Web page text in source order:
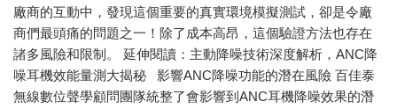
廠商的互動中，發現這個重要的真實環境模擬測試，卻是令廠
商們最頭痛的問題之一！除了成本高昂，這個驗證方法也存在
諸多風險和限制。 延伸閱讀：主動降噪技術深度解析，ANC降
噪耳機效能量測大揭秘 影響ANC降噪功能的潛在風險 百佳泰
無線數位聲學顧問團隊統整了會影響到ANC耳機降噪效果的潛